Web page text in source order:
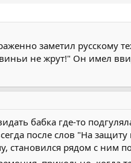
заметил русскому
не жрут!" Он имел
бабка где-то
после слов "На
становился рядом с ним